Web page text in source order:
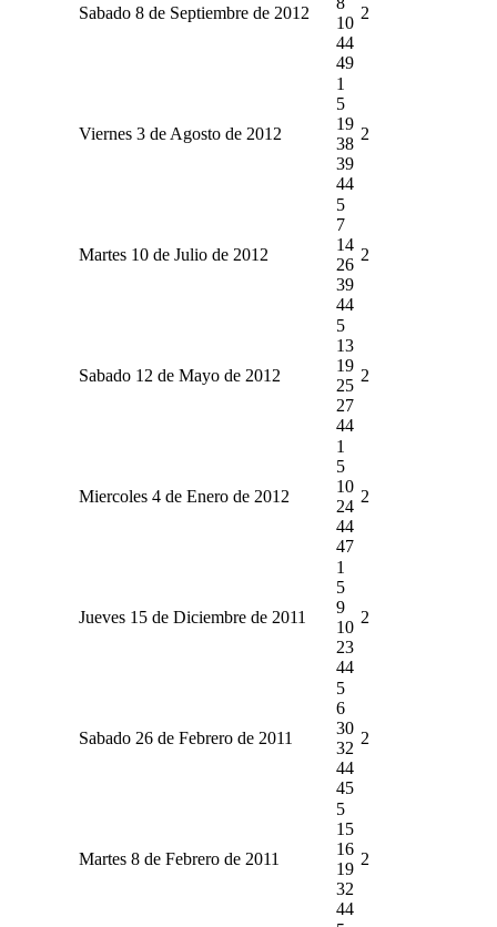
Sabado 8 de Septiembre de 2012
10
44
49
2
Viernes 3 de Agosto de 2012
1
5
19
38
39
44
2
Martes 10 de Julio de 2012
5
7
14
26
39
44
2
Sabado 12 de Mayo de 2012
5
13
19
25
27
44
2
Miercoles 4 de Enero de 2012
1
5
10
24
44
47
2
Jueves 15 de Diciembre de 2011
1
5
9
10
23
44
2
Sabado 26 de Febrero de 2011
5
6
30
32
44
45
2
Martes 8 de Febrero de 2011
5
15
16
19
32
44
2